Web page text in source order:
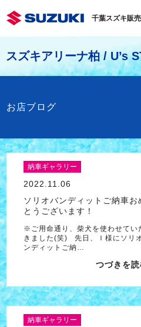
千葉スズキ販
スズキアリーナ柏 / U’s
お店ブログ
納車ギャラリー
2022.11.06
ソリオバンディットご納車お
とうございます！
※ご用命通り、柴犬を使わせてい
きました(笑) 先日、Ｉ様にソリ
ンディットご納…
つづきを読
納車ギャラリー